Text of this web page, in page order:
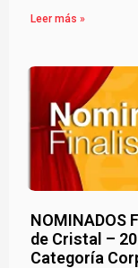
Leer más »
NOMINADOS
de Cristal –
Categoría